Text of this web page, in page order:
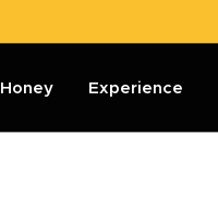
Honey Experience